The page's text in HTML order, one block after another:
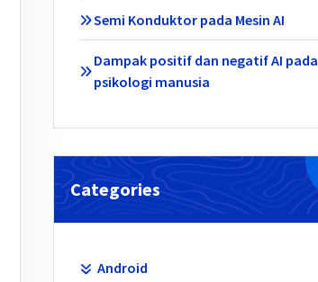
Semi Konduktor pada Mesin AI
Dampak positif dan negatif AI pada
psikologi manusia
Categories
Android